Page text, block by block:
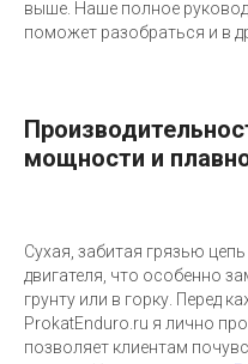
выше. Наше полное
поможет разобраться и в
мощности и
Сухая, забитая грязью
двигателя, что особенно
грунту или в горку. Перед
ProkatEnduro.ru я лично
позволяет клиентам